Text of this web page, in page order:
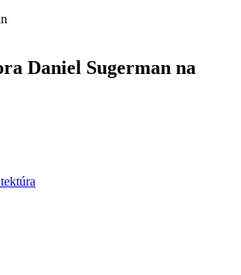
Daniel Sugerman na